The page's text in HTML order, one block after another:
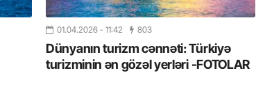
01.04.2026 - 11:42 803
Dünyanın turizm cənnəti: Türkiyə
turizminin ən gözəl yerləri -FOTOLAR